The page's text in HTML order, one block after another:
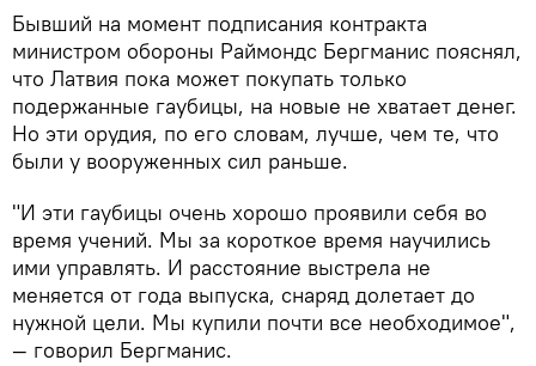
Бывший на момент подписания контракта
министром обороны Раймондс Бергманис пояснял,
что Латвия пока может покупать только
подержанные гаубицы, на новые не хватает денег.
Но эти орудия, по его словам, лучше, чем те, что
были у вооруженных сил раньше.
"И эти гаубицы очень хорошо проявили себя во
время учений. Мы за короткое время научились
ими управлять. И расстояние выстрела не
меняется от года выпуска, снаряд долетает до
нужной цели. Мы купили почти все необходимое",
— говорил Бергманис.